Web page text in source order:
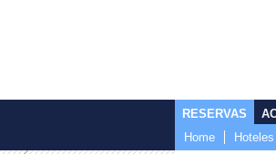
RESERVAS
Home
Hoteles